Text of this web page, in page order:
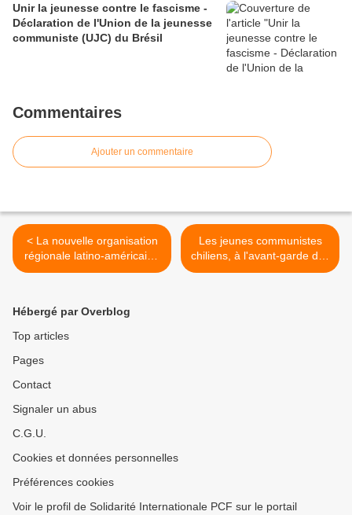
Unir la jeunesse contre le fascisme -
Déclaration de l'Union de la jeunesse
communiste (UJC) du Brésil
Commentaires
Ajouter un commentaire
< La nouvelle organisation
régionale latino-américaine
CELAC prend ses distances
Les jeunes communistes
chiliens, à l'avant-garde des
luttes étudiantes, se fixent
Hébergé par Overblog
Top articles
Pages
Contact
Signaler un abus
C.G.U.
Cookies et données personnelles
Préférences cookies
Voir le profil de Solidarité Internationale PCF sur le portail